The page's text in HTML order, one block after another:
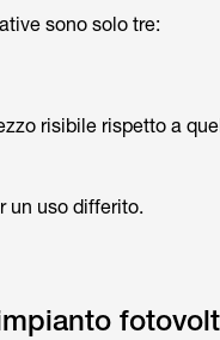
sono solo tre:
risibile rispetto a
un uso differito.